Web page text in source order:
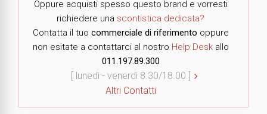
Oppure acquisti spesso questo brand e vorresti
richiedere una scontistica dedicata?
Contatta il tuo commerciale di riferimento oppure
non esitate a contattarci al nostro Help Deskallo
011.197.89.300
[ lunedì - venerdì 8.30/18.00 ]
Altri Contatti